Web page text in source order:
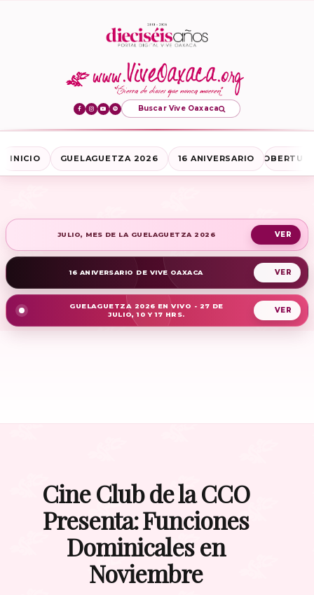
Buscar Vive Oaxaca
INICIO GUELAGUETZA 2026 16 ANIVERSARIO
JULIO, MES DE LA GUELAGUETZA 2026
16 ANIVERSARIO DE VIVE OAXACA
GUELAGUETZA 2026 EN VIVO - 27 DE
JULIO, 10 Y 17 HRS.
Cine Club de la CCO
Presenta: Funciones
Dominicales en
Noviembre